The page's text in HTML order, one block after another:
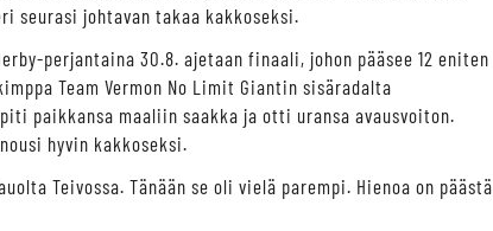
seurasi johtavan takaa kakkoseksi.
perjantaina 30.8. ajetaan finaali, johon pääsee 12 eniten
Team Vermon No Limit Giantin sisäradalta
paikkansa maaliin saakka ja otti uransa avausvoiton.
hyvin kakkoseksi.
Teivossa. Tänään se oli vielä parempi. Hienoa on päästä